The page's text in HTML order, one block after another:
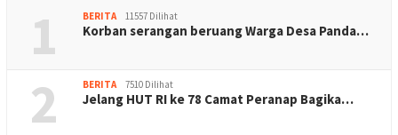
1 BERITA 11557 Dilihat
Korban serangan beruang Warga Desa Panda…
2 BERITA 7510 Dilihat
Jelang HUT RI ke 78 Camat Peranap Bagika…